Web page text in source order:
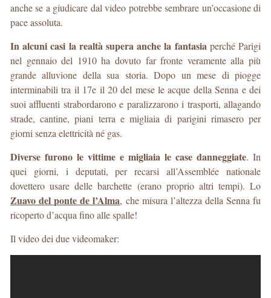
anche se a giudicare dal video potrebbe sembrare un’occasione di
pace assoluta.
In alcuni casi la realtà supera anche la fantasia perché Parigi
nel gennaio del 1910 ha dovuto far fronte veramente alla più
grande alluvione della sua storia. Dopo un mese di piogge
interminabili tra il 17e il 20 del mese le acque della Senna e dei
suoi affluenti strabordarono e paralizzarono i trasporti, allagando
strade, cantine, piani terra e migliaia di parigini rimasero per
giorni senza elettricità né gas.
Diverse furono le vittime e migliaia le case danneggiate. In
quei giorni, i deputati, per recarsi all’Assemblée nationale
dovettero usare delle barchette (erano proprio altri tempi). Lo
Zuavo del ponte de l’Alma, che misura l’altezza della Senna fu
ricoperto d’acqua fino alle spalle!
Il video dei due videomaker: